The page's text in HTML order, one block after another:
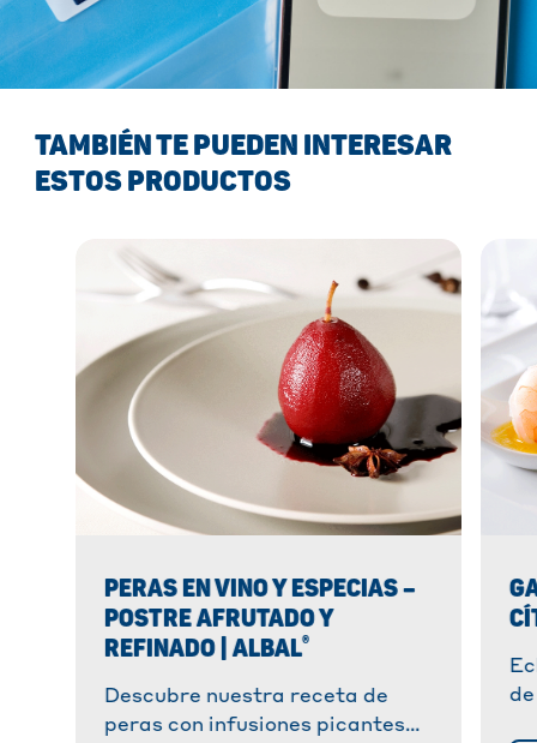
TAMBIÉN TE PUEDEN INTERESAR
ESTOS PRODUCTOS
PERAS EN VINO Y ESPECIAS –
POSTRE AFRUTADO Y
REFINADO | ALBAL®
Descubre nuestra receta de
peras con infusiones picantes